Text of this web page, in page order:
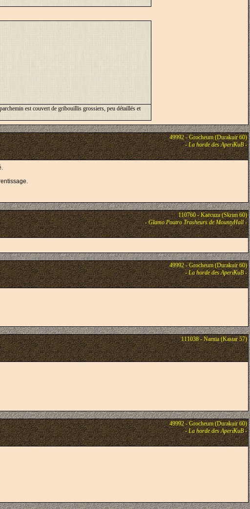
est couvert de gribouillis grossiers, peu détaillés et
49992 - Grocheum (Durakuir 60)
-La horde des AperiKuB-
110760 - Kaëcuza (Skrim 60)
-Glamo Poutro Trasheurs de MountyHall-
49992 - Grocheum (Durakuir 60)
-La horde des AperiKuB-
111038 - Narnia (Kastar 57)
49992 - Grocheum (Durakuir 60)
-La horde des AperiKuB-